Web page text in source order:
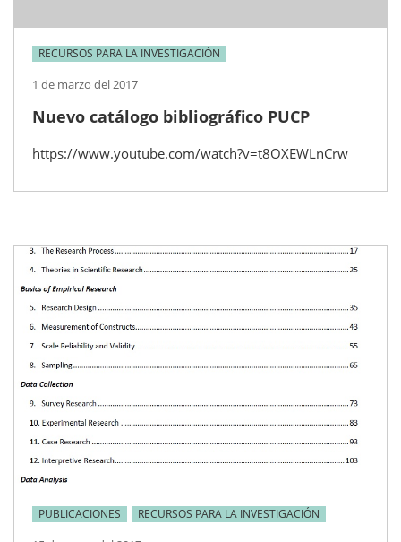
RECURSOS PARA LA INVESTIGACIÓN
1 de marzo del 2017
Nuevo catálogo bibliográfico PUCP
https://www.youtube.com/watch?v=t8OXEWLnCrw
PUBLICACIONES RECURSOS PARA LA INVESTIGACIÓN